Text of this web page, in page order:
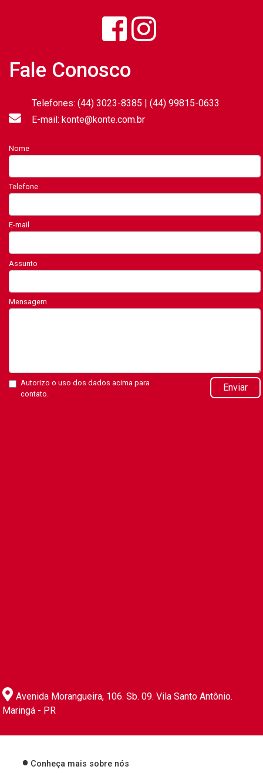
Fale Conosco
Telefones: (44) 3023-8385 | (44) 99815-0633
E-mail: konte@konte.com.br
Nome
Telefone
E-mail
Assunto
Mensagem
Autorizo o uso dos dados acima para
contato.
Enviar
Avenida Morangueira, 106. Sb. 09. Vila Santo Antônio.
Maringá - PR
Conheça mais sobre nós